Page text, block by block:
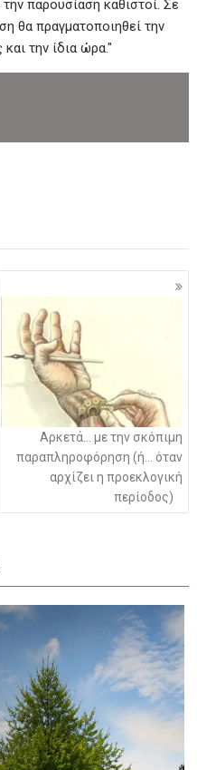
Αρκετά… με την σκόπιμη
παραπληροφόρηση (ή… όταν
αρχίζει η προεκλογική
περίοδος)